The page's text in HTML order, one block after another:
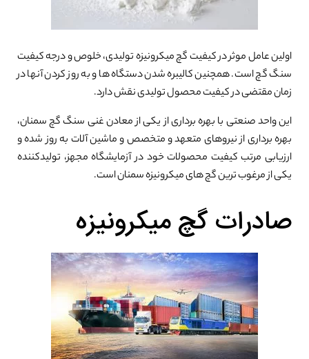
اولین عامل موثر در کیفیت گچ میکرونیزه تولیدی، خلوص و درجه کیفیت
سنگ گچ است. همچنین کالیبره شدن دستگاه ها و به روز کردن آنها در
زمان مقتضی در کیفیت محصول تولیدی نقش دارد.
این واحد صنعتی با بهره برداری از یکی از معادن غنی سنگ گچ سمنان،
بهره برداری از نیروهای متعهد و متخصص و ماشین آلات به روز شده و
ارزیابی مرتب کیفیت محصولات خود در آزمایشگاه مجهز، تولیدکننده
یکی از مرغوب ترین گچ های میکرونیزه سمنان است.
صادرات گچ میکرونیزه